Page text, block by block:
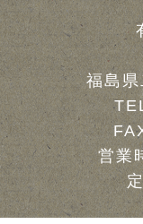
福島
営業